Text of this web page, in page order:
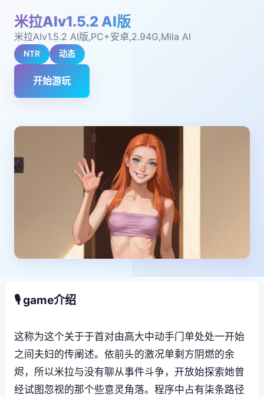
米拉AIv1.5.2 AI版
米拉AIv1.5.2 AI版,PC+安卓,2.94G,Mila AI
NTR 动态
开始游玩
🎙️ game介绍
这称为这个关于于首对由高大中动手门单处处一开始
之间夫妇的传阐述。依前头的激况单剩方阴燃的余
烬，所以米拉与没有聊从事件斗争，开放始探索她曾
经试图忽视的那个些意灵角落。程序中占有柒条路径